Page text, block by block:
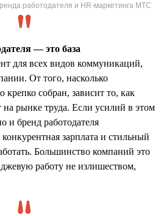
работодателя и HR-маркетинга МТС
— это база
для всех видов коммуникаций,
От того, насколько
крепко собран, зависит то, как
рынке труда. Если усилий в этом
и бренд работодателя
зарплата и стильный
Большинство компаний это
работу не излишеством,